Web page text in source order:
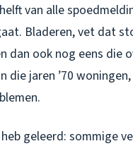
van alle
Bladeren, vet dat
dan ook nog eens die
die jaren ’70
geleerd: sommige